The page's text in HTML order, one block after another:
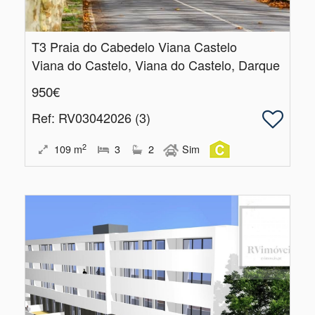
T3 Praia do Cabedelo Viana Castelo
Viana do Castelo, Viana do Castelo, Darque
950€
Ref: RV03042026 (3)
109 m2 3 2 Sim